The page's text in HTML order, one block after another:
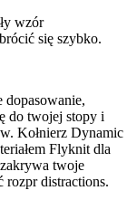
wzór
się szybko.
dopasowanie,
do twojej stopy i
Kołnierz Dynamic
Flyknit dla
twoje
rozpr distractions.